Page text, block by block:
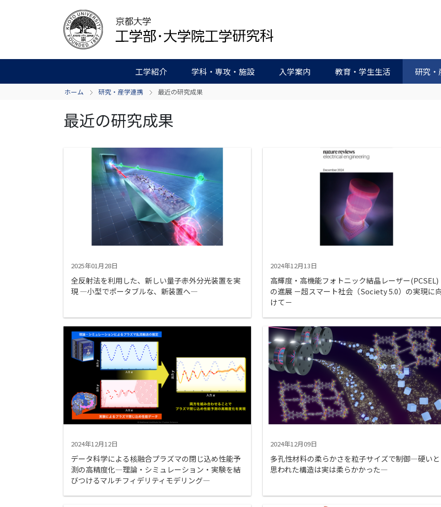
工学紹介 学科・専攻・施設 入学案内 教育・学生生活 研究・
ホーム 研究・産学連携 最近の研究成果
最近の研究成果
2025年01月28日
全反射法を利用した、新しい量子赤外分光装置を実
現 ―小型でポータブルな、新装置へ―
2024年12月13日
高輝度・高機能フォトニック結晶レーザー(PCSEL)
の進展 －超スマート社会（Society 5.0）の実現に
けて－
2024年12月12日
データ科学による核融合プラズマの閉じ込め性能予
測の高精度化―理論・シミュレーション・実験を結
びつけるマルチフィデリティモデリング―
2024年12月09日
多孔性材料の柔らかさを粒子サイズで制御―硬いと
思われた構造は実は柔らかかった―